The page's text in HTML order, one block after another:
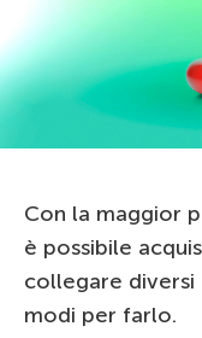
Con la maggior
è possibile
collegare diversi
modi per farlo.